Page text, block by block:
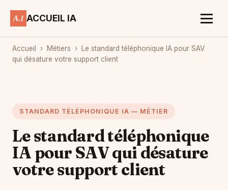
ACCUEIL IA
Accueil › Métiers ›
Le standard téléphonique IA pour SAV
qui désature votre support client
STANDARD TÉLÉPHONIQUE IA — MÉTIER
Le standard téléphonique
IA pour SAV qui désature
votre support client